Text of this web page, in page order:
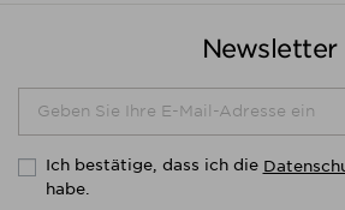
Newsletter
Ich bestätige, dass ich die
habe.